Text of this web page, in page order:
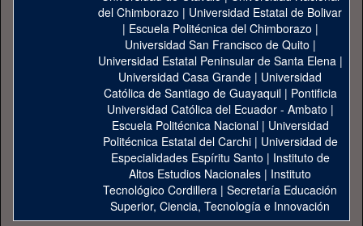
del Chimborazo | Universidad Estatal de Bolivar
| Escuela Politécnica del Chimborazo |
Universidad San Francisco de Quito |
Universidad Estatal Peninsular de Santa Elena|
Universidad Casa Grande | Universidad
Católica de Santiago de Guayaquil| Pontificia
Universidad Católica del Ecuador - Ambato |
Escuela Politécnica Nacional| Universidad
Politécnica Estatal del Carchi| Universidad de
Especialidades Espíritu Santo | Instituto de
Altos Estudios Nacionales | Instituto
Tecnológico Cordillera | Secretaría Educación
Superior, Ciencia, Tecnología e Innovación